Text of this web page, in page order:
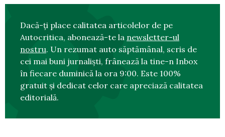
Dacă-ți place calitatea articolelor de pe
Autocritica, abonează-te la newsletter-ul
nostru. Un rezumat auto săptămânal, scris de
cei mai buni jurnaliști, frânează la tine-n Inbox
în fiecare duminică la ora 9:00. Este 100%
gratuit și dedicat celor care apreciază calitatea
editorială.